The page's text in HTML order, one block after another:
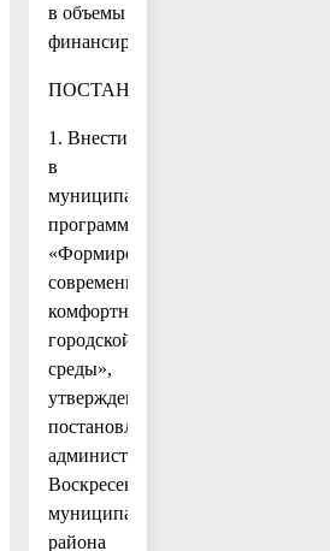
в объемы
финансирования
ПОСТАНОВЛЯЮ:
1. Внести
в
муниципальную
программу
«Формирование
современной
комфортной
городской
среды»,
утвержденную
постановлением
администрации
Воскресенского
муниципального
района